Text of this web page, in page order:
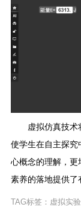
虚拟仿真技术
使学生在自主探究
心概念的理解，更
素养的落地提供了
TAG标签： 虚拟实验